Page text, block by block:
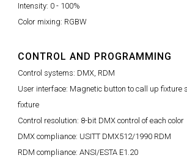
Intensity: 0 - 100%
Color mixing: RGBW
CONTROL AND PROGRAMMING
Control systems: DMX, RDM
User interface: Magnetic button to call up fixture
fixture
Control resolution: 8-bit DMX control of each color
DMX compliance: USITT DMX512/1990 RDM
RDM compliance: ANSI/ESTA E1.20